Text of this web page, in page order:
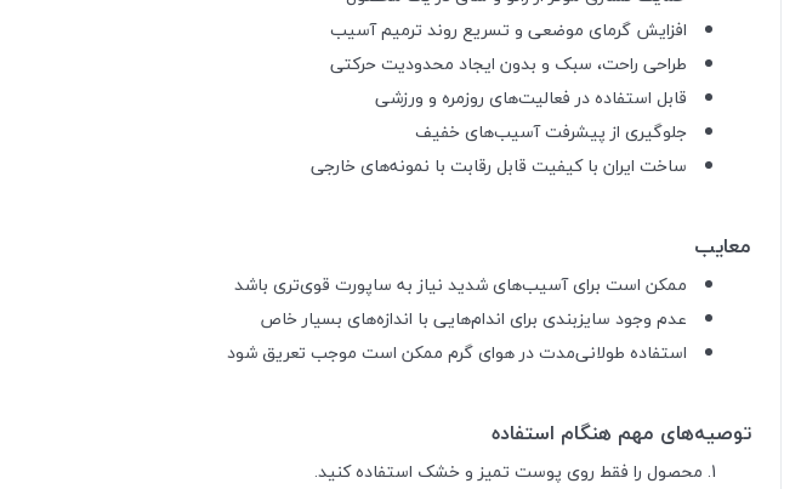
افزایش گرمای موضعی و تسریع روند ترمیم آسیب
طراحی راحت، سبک و بدون ایجاد محدودیت حرکتی
قابل استفاده در فعالیت‌های روزمره و ورزشی
جلوگیری از پیشرفت آسیب‌های خفیف
ساخت ایران با کیفیت قابل رقابت با نمونه‌های خارجی
معایب
ممکن است برای آسیب‌های شدید نیاز به ساپورت قوی‌تری باشد
عدم وجود سایزبندی برای اندام‌هایی با اندازه‌های بسیار خاص
استفاده طولانی‌مدت در هوای گرم ممکن است موجب تعریق شود
توصیه‌های مهم هنگام استفاده
محصول را فقط روی پوست تمیز و خشک استفاده کنید.